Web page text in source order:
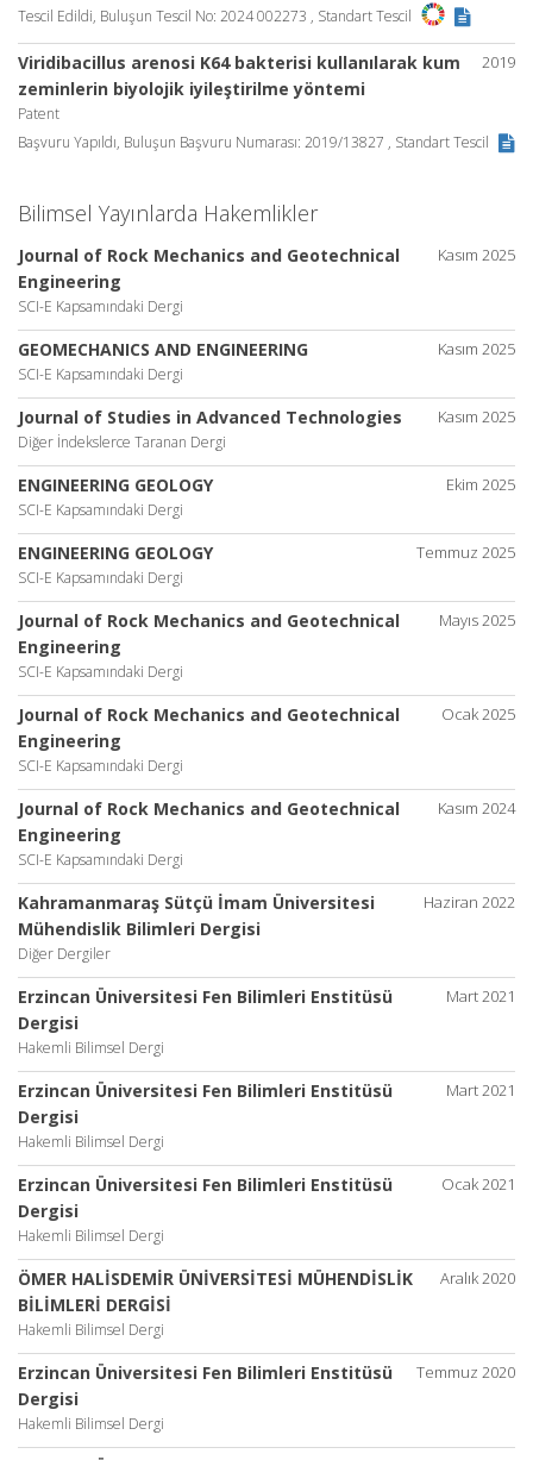
Tescil Edildi, Buluşun Tescil No: 2024 002273 , Standart Tescil
2019
Viridibacillus arenosi K64 bakterisi kullanılarak kum
zeminlerin biyolojik iyileştirilme yöntemi
Patent
Başvuru Yapıldı, Buluşun Başvuru Numarası: 2019/13827 , Standart Tescil
Bilimsel Yayınlarda Hakemlikler
Kasım 2025
Journal of Rock Mechanics and Geotechnical
Engineering
SCI-E Kapsamındaki Dergi
Kasım 2025
GEOMECHANICS AND ENGINEERING
SCI-E Kapsamındaki Dergi
Kasım 2025
Journal of Studies in Advanced Technologies
Diğer İndekslerce Taranan Dergi
Ekim 2025
ENGINEERING GEOLOGY
SCI-E Kapsamındaki Dergi
Temmuz 2025
ENGINEERING GEOLOGY
SCI-E Kapsamındaki Dergi
Mayıs 2025
Journal of Rock Mechanics and Geotechnical
Engineering
SCI-E Kapsamındaki Dergi
Ocak 2025
Journal of Rock Mechanics and Geotechnical
Engineering
SCI-E Kapsamındaki Dergi
Kasım 2024
Journal of Rock Mechanics and Geotechnical
Engineering
SCI-E Kapsamındaki Dergi
Haziran 2022
Kahramanmaraş Sütçü İmam Üniversitesi
Mühendislik Bilimleri Dergisi
Diğer Dergiler
Mart 2021
Erzincan Üniversitesi Fen Bilimleri Enstitüsü
Dergisi
Hakemli Bilimsel Dergi
Mart 2021
Erzincan Üniversitesi Fen Bilimleri Enstitüsü
Dergisi
Hakemli Bilimsel Dergi
Ocak 2021
Erzincan Üniversitesi Fen Bilimleri Enstitüsü
Dergisi
Hakemli Bilimsel Dergi
Aralık 2020
ÖMER HALİSDEMİR ÜNİVERSİTESİ MÜHENDİSLİK
BİLİMLERİ DERGİSİ
Hakemli Bilimsel Dergi
Temmuz 2020
Erzincan Üniversitesi Fen Bilimleri Enstitüsü
Dergisi
Hakemli Bilimsel Dergi